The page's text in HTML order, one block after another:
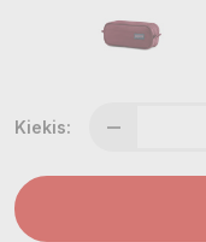
Kiekis: